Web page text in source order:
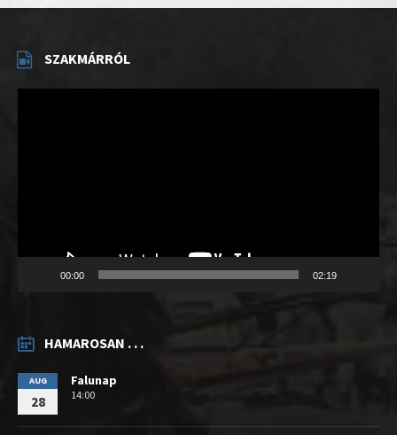
SZAKMÁRRÓL
00:00 02:19
HAMAROSAN . . .
AUG
28
Falunap
14:00